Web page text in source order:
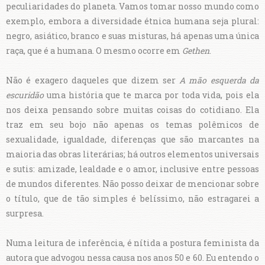
peculiaridades do planeta. Vamos tomar nosso mundo como
exemplo, embora a diversidade étnica humana seja plural:
negro, asiático, branco e suas misturas, há apenas uma única
raça, que é a humana. O mesmo ocorre em Gethen.
Não é exagero daqueles que dizem serA mão esquerda da
escuridãouma história que te marca por toda vida, pois ela
nos deixa pensando sobre muitas coisas do cotidiano. Ela
traz em seu bojo não apenas os temas polêmicos de
sexualidade, igualdade, diferenças que são marcantes na
maioria das obras literárias; há outros elementos universais
e sutis: amizade, lealdade e o amor, inclusive entre pessoas
de mundos diferentes. Não posso deixar de mencionar sobre
o título, que de tão simples é belíssimo, não estragarei a
surpresa.
Numa leitura de inferência, é nítida a postura feminista da
autora que advogou nessa causa nos anos 50 e 60. Eu entendo o